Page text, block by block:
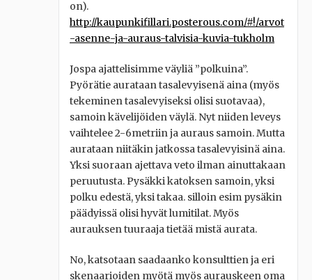
on).
http://kaupunkifillari.posterous.com/#!/arvot
-asenne-ja-auraus-talvisia-kuvia-tukholm
Jospa ajattelisimme väyliä ”polkuina”.
Pyörätie aurataan tasalevyisenä aina (myös
tekeminen tasalevyiseksi olisi suotavaa),
samoin kävelijöiden väylä. Nyt niiden leveys
vaihtelee 2-6metriin ja auraus samoin. Mutta
aurataan niitäkin jatkossa tasalevyisinä aina.
Yksi suoraan ajettava veto ilman ainuttakaan
peruutusta. Pysäkki katoksen samoin, yksi
polku edestä, yksi takaa. silloin esim pysäkin
päädyissä olisi hyvät lumitilat. Myös
aurauksen tuuraaja tietää mistä aurata.
No, katsotaan saadaanko konsulttien ja eri
skenaarioiden myötä myös aurauskeen oma